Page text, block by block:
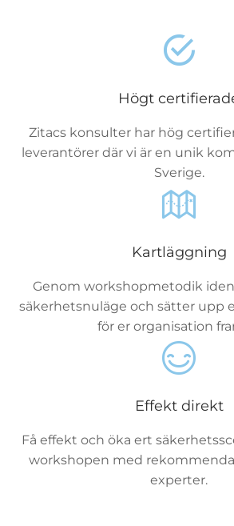
Högt
Zitacs konsulter har hög
leverantörer där vi är en unik
Sverige.
Kartläggning
Genom workshopmetodik
säkerhetsnuläge och sätter upp
för er organisation
Effekt direkt
Få effekt och öka ert
workshopen med
experter.